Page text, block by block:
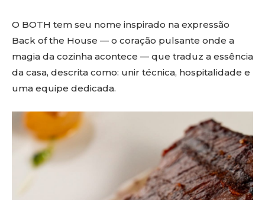
O BOTH tem seu nome inspirado na expressão
Back of the House — o coração pulsante onde a
magia da cozinha acontece — que traduz a essência
da casa, descrita como: unir técnica, hospitalidade e
uma equipe dedicada.